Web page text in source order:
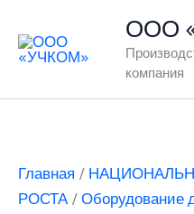
содержимому
ООО
компания
Главная /
РОСТА/ Оборудование